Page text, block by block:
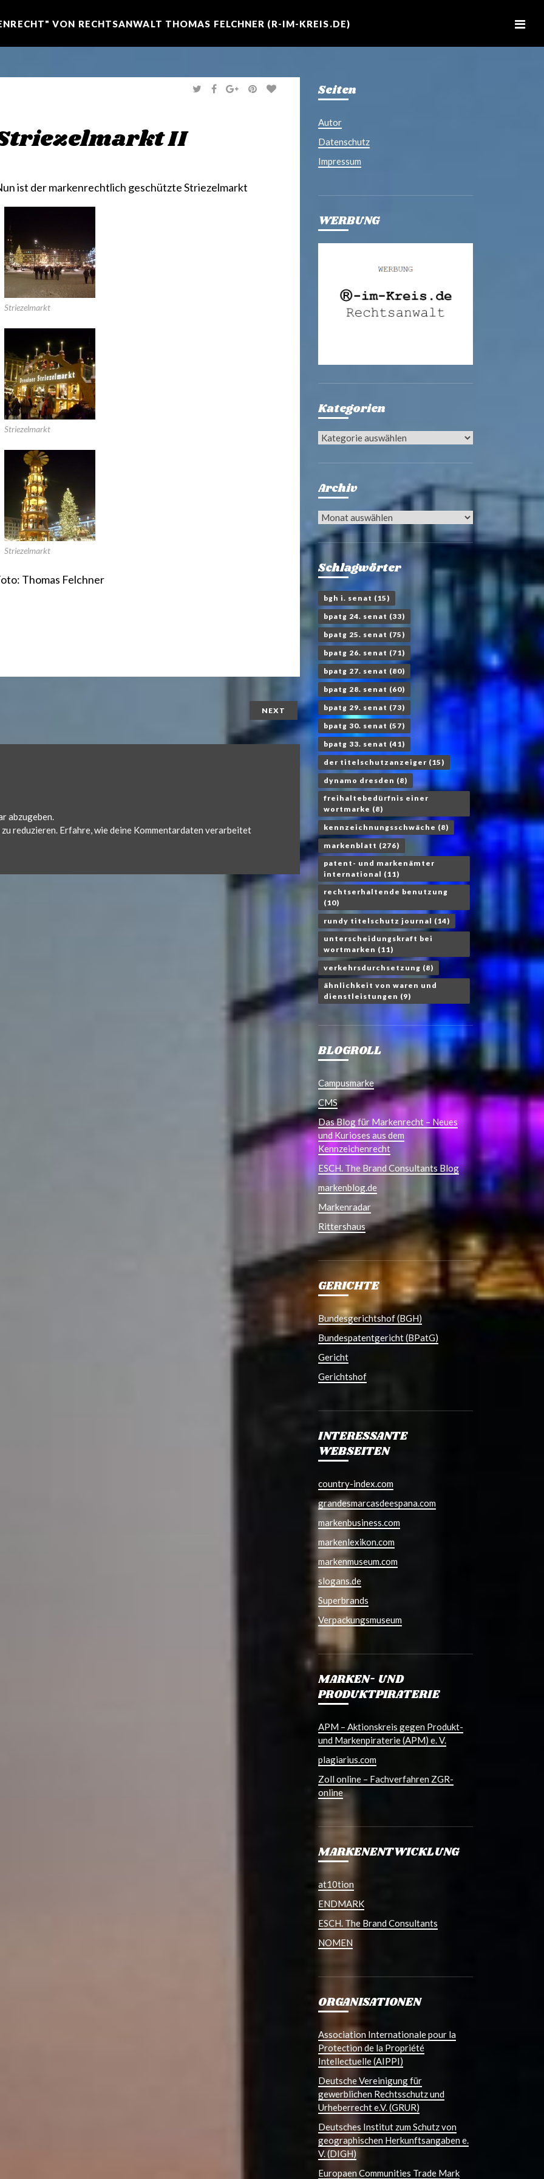
VON RECHTSANWALT THOMAS FELCHNER (R-IM-KREIS.DE)
T
W
F
A
G
O
P
I
II
ist dermarkenrechtlich geschützte Striezelmarkt
Striezelmarkt
Striezelmarkt
Striezelmarkt
Thomas Felchner
NEXT
abzugeben.
reduzieren. Erfahre, wie deine Kommentardaten verarbeitet
Seiten
Autor
Datenschutz
Impressum
WERBUNG
Kategorien
Kategorien
Archiv
Archiv
Schlagwörter
bgh i. senat (15)
bpatg 24. senat (33)
bpatg 25. senat (75)
bpatg 26. senat (71)
bpatg 27. senat (80)
bpatg 28. senat (60)
bpatg 29. senat (73)
bpatg 30. senat (57)
bpatg 33. senat (41)
der titelschutzanzeiger (15)
dynamo dresden (8)
freihaltebedürfnis einer
wortmarke (8)
kennzeichnungsschwäche (8)
markenblatt (276)
patent- und markenämter
international (11)
rechtserhaltende benutzung
(10)
rundy titelschutz journal (14)
unterscheidungskraft bei
wortmarken (11)
verkehrsdurchsetzung (8)
ähnlichkeit von waren und
dienstleistungen (9)
BLOGROLL
Campusmarke
CMS
Das Blog für Markenrecht – Neues
und Kurioses aus dem
Kennzeichenrecht
ESCH. The Brand Consultants Blog
markenblog.de
Markenradar
Rittershaus
GERICHTE
Bundesgerichtshof (BGH)
Bundespatentgericht (BPatG)
Gericht
Gerichtshof
INTERESSANTE
WEBSEITEN
country-index.com
grandesmarcasdeespana.com
markenbusiness.com
markenlexikon.com
markenmuseum.com
slogans.de
Superbrands
Verpackungsmuseum
MARKEN- UND
PRODUKTPIRATERIE
APM – Aktionskreis gegen Produkt-
und Markenpiraterie (APM) e. V.
plagiarius.com
Zoll online – Fachverfahren ZGR-
online
MARKENENTWICKLUNG
at10tion
ENDMARK
ESCH. The Brand Consultants
NOMEN
ORGANISATIONEN
Association Internationale pour la
Protection de la Propriété
Intellectuelle (AIPPI)
Deutsche Vereinigung für
gewerblichen Rechtsschutz und
Urheberrecht e.V. (GRUR)
Deutsches Institut zum Schutz von
geographischen Herkunftsangaben e.
V. (DIGH)
Europaen Communities Trade Mark